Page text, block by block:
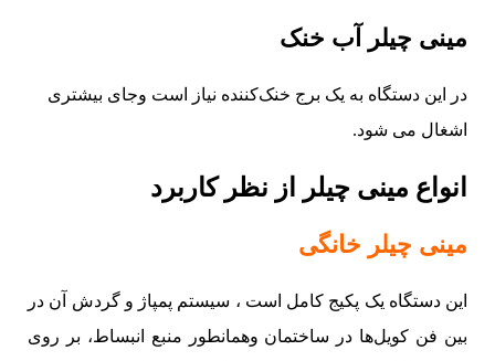
مینی چیلر آب خنک
در این دستگاه به یک برج خنک‌کننده نیاز است وجای بیشتری
اشغال می شود.
انواع مینی چیلر از نظر کاربرد
مینی چیلر خانگی
این دستگاه یک پکیج کامل است ، سیستم پمپاژ و گردش آن در
بین فن کویل‌ها در ساختمان وهمانطور منبع انبساط، بر روی